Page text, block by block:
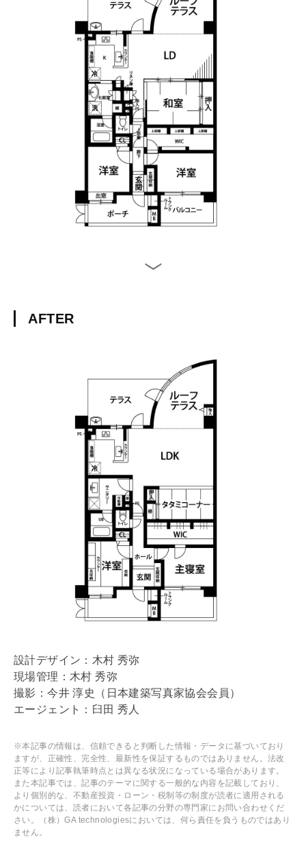
AFTER
設計デザイン：木村 秀弥
現場管理：木村 秀弥
撮影：今井 淳史（日本建築写真家協会会員）
エージェント：臼田 秀人
※本記事の情報は、信頼できると判断した情報・データに基づいており
ますが、正確性、完全性、最新性を保証するものではありません。法改
正等により記事執筆時点とは異なる状況になっている場合があります。
また本記事では、記事のテーマに関する一般的な内容を記載しており、
より個別的な、不動産投資・ローン・税制等の制度が読者に適用される
かについては、読者において各記事の分野の専門家にお問い合わせくだ
さい。（株）GA technologiesにおいては、何ら責任を負うものではあり
ません。